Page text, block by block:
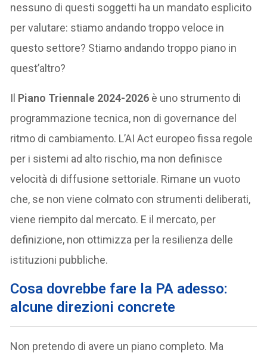
nessuno di questi soggetti ha un mandato esplicito
per valutare: stiamo andando troppo veloce in
questo settore? Stiamo andando troppo piano in
quest’altro?
Il Piano Triennale 2024-2026 è uno strumento di
programmazione tecnica, non di governance del
ritmo di cambiamento. L’AI Act europeo fissa regole
per i sistemi ad alto rischio, ma non definisce
velocità di diffusione settoriale. Rimane un vuoto
che, se non viene colmato con strumenti deliberati,
viene riempito dal mercato. E il mercato, per
definizione, non ottimizza per la resilienza delle
istituzioni pubbliche.
Cosa dovrebbe fare la PA adesso:
alcune direzioni concrete
Non pretendo di avere un piano completo. Ma